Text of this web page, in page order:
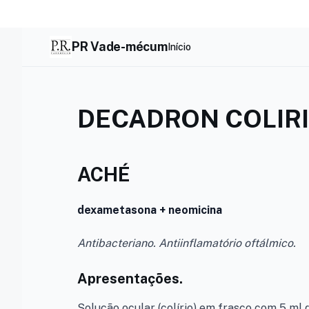
PR Vade-mécumInício
DECADRON
ACHÉ
dexametasona + neomicina
Antibacteriano. Antiinflamatório oftálmico.
Apresentações.